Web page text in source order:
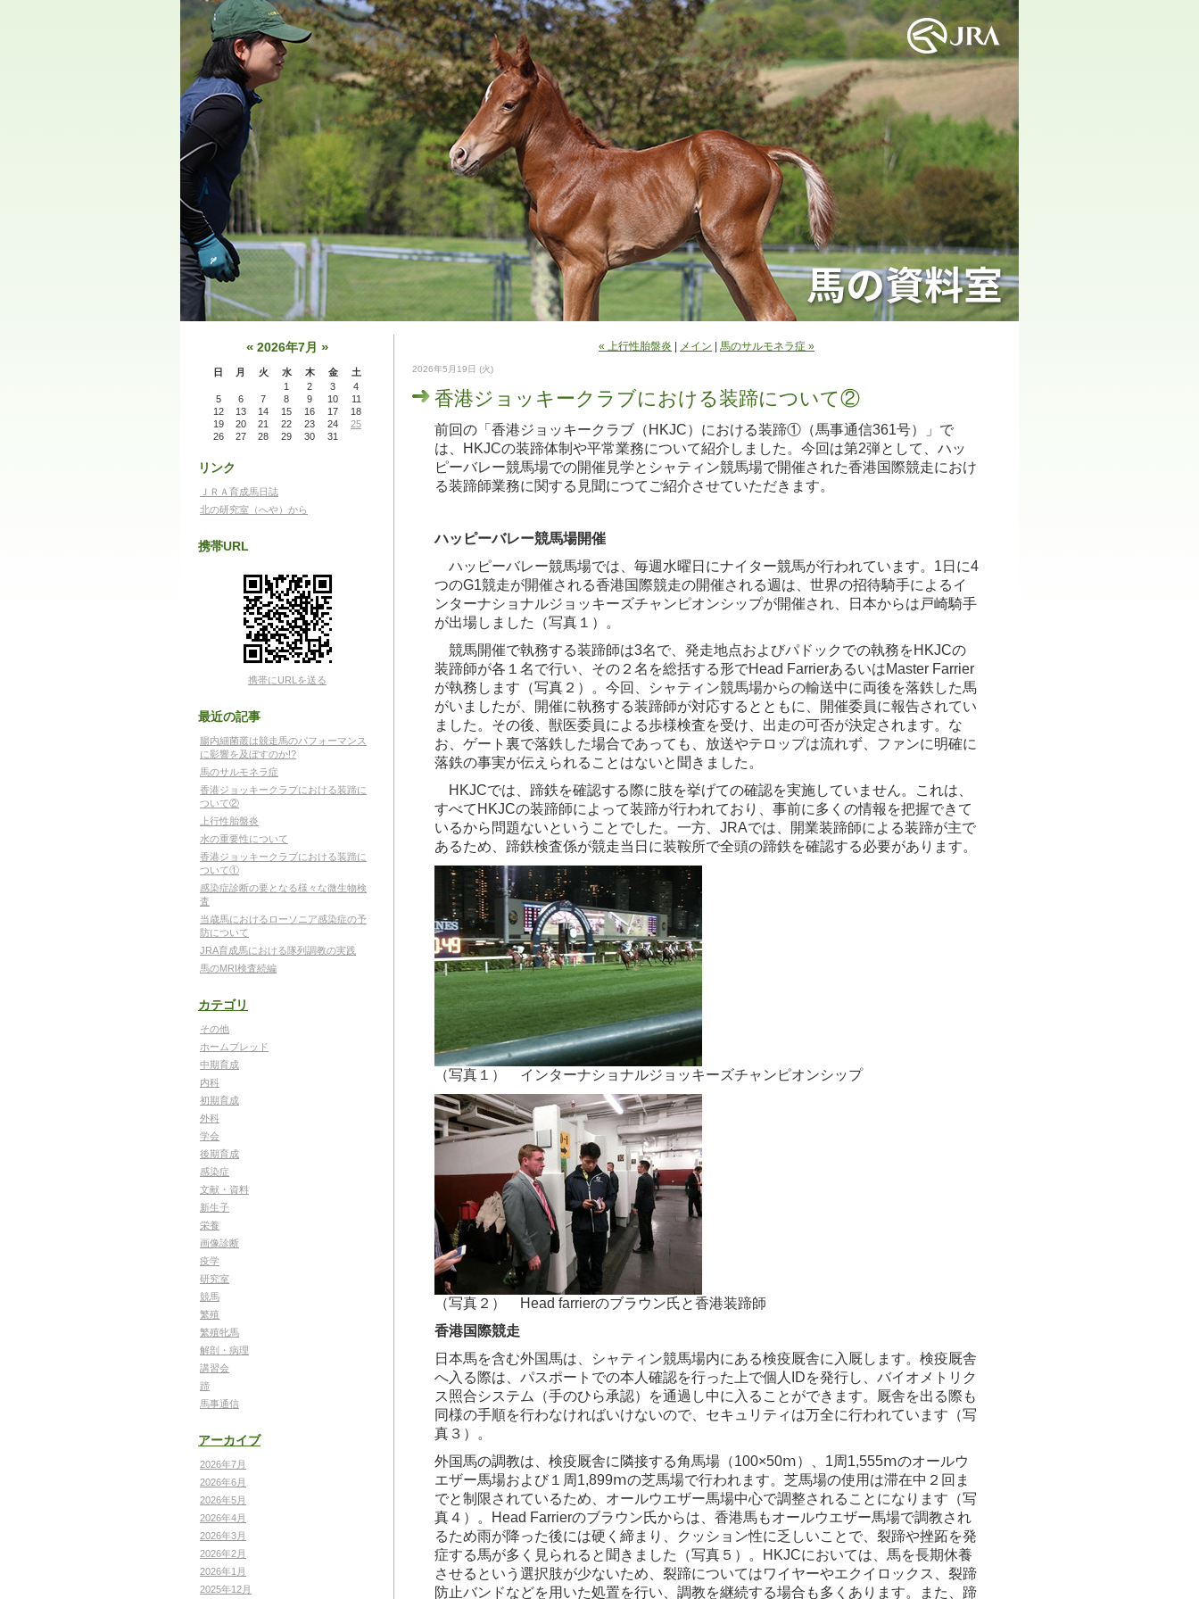
« 2026年7月 »
日 月 火 水 木 金
土
1
2 3
4
5
6 7 8 9 10
11
12
13 14 15 16 17
18
19
20 21 22 23 24
25
26
27 28 29 30 31
リンク
ＪＲＡ育成馬日誌
北の研究室（へや）から
携帯URL
携帯にURLを送る
最近の記事
腸内細菌叢は競走馬のパフォーマンス
に影響を及ぼすのか!?
馬のサルモネラ症
香港ジョッキークラブにおける装蹄に
ついて②
上行性胎盤炎
水の重要性について
香港ジョッキークラブにおける装蹄に
ついて①
感染症診断の要となる様々な微生物検
査
当歳馬におけるローソニア感染症の予
防について
JRA育成馬における隊列調教の実践
馬のMRI検査続編
カテゴリ
その他
ホームブレッド
中期育成
内科
初期育成
外科
学会
後期育成
感染症
文献・資料
新生子
栄養
画像診断
疫学
研究室
競馬
繁殖
繁殖牝馬
解剖・病理
講習会
蹄
馬事通信
アーカイブ
2026年7月
2026年6月
2026年5月
2026年4月
2026年3月
2026年2月
2026年1月
2025年12月
« 上行性胎盤炎 メイン 馬のサルモネラ症 »
2026年5月19日 (火)
香港ジョッキークラブにおける装蹄について②
前回の「香港ジョッキークラブ（HKJC）における装蹄①（馬事通信361号）」で
は、HKJCの装蹄体制や平常業務について紹介しました。今回は第2弾として、ハッ
ピーバレー競馬場での開催見学とシャティン競馬場で開催された香港国際競走におけ
る装蹄師業務に関する見聞につてご紹介させていただきます。
ハッピーバレー競馬場開催
ハッピーバレー競馬場では、毎週水曜日にナイター競馬が行われています。1日に4
つのG1競走が開催される香港国際競走の開催される週は、世界の招待騎手によるイ
ンターナショナルジョッキーズチャンピオンシップが開催され、日本からは戸崎騎手
が出場しました（写真１）。
競馬開催で執務する装蹄師は3名で、発走地点およびパドックでの執務をHKJCの
装蹄師が各１名で行い、その２名を総括する形でHead FarrierあるいはMaster Farrier
が執務します（写真２）。今回、シャティン競馬場からの輸送中に両後を落鉄した馬
がいましたが、開催に執務する装蹄師が対応するとともに、開催委員に報告されてい
ました。その後、獣医委員による歩様検査を受け、出走の可否が決定されます。な
お、ゲート裏で落鉄した場合であっても、放送やテロップは流れず、ファンに明確に
落鉄の事実が伝えられることはないと聞きました。
HKJCでは、蹄鉄を確認する際に肢を挙げての確認を実施していません。これは、
すべてHKJCの装蹄師によって装蹄が行われており、事前に多くの情報を把握できて
いるから問題ないということでした。一方、JRAでは、開業装蹄師による装蹄が主で
あるため、蹄鉄検査係が競走当日に装鞍所で全頭の蹄鉄を確認する必要があります。
（写真１） インターナショナルジョッキーズチャンピオンシップ
（写真２） Head farrierのブラウン氏と香港装蹄師
香港国際競走
日本馬を含む外国馬は、シャティン競馬場内にある検疫厩舎に入厩します。検疫厩舎
へ入る際は、パスポートでの本人確認を行った上で個人IDを発行し、バイオメトリク
ス照合システム（手のひら承認）を通過し中に入ることができます。厩舎を出る際も
同様の手順を行わなければいけないので、セキュリティは万全に行われています（写
真３）。
外国馬の調教は、検疫厩舎に隣接する角馬場（100×50ⅿ）、1周1,555ⅿのオールウ
エザー馬場および１周1,899ⅿの芝馬場で行われます。芝馬場の使用は滞在中２回ま
でと制限されているため、オールウエザー馬場中心で調整されることになります（写
真４）。Head Farrierのブラウン氏からは、香港馬もオールウエザー馬場で調教され
るため雨が降った後には硬く締まり、クッション性に乏しいことで、裂蹄や挫跖を発
症する馬が多く見られると聞きました（写真５）。HKJCにおいては、馬を長期休養
させるという選択肢が少ないため、裂蹄についてはワイヤーやエクイロックス、裂蹄
防止バンドなどを用いた処置を行い、調教を継続する場合も多くあります。また、蹄